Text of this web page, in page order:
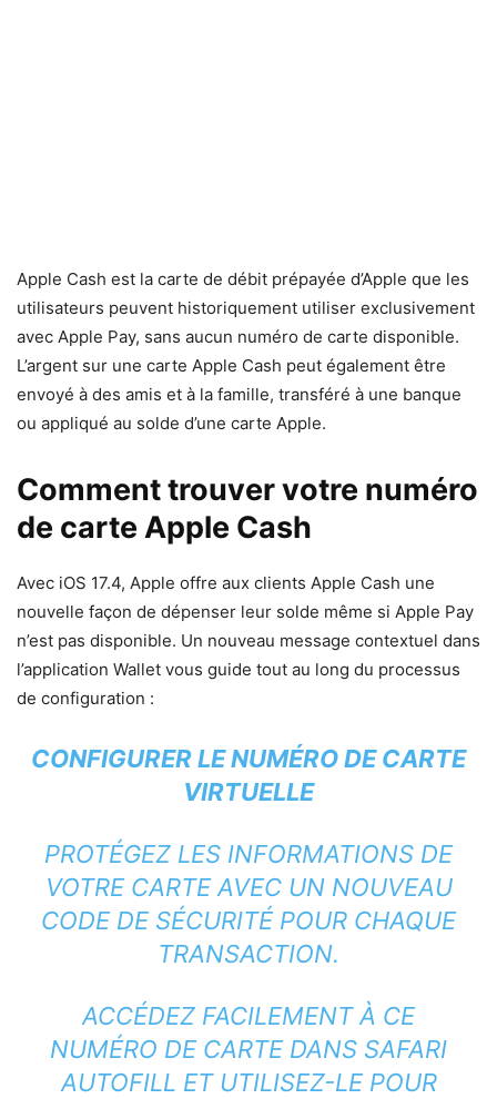
Apple Cash est la carte de débit prépayée d’Apple que les
utilisateurs peuvent historiquement utiliser exclusivement
avec Apple Pay, sans aucun numéro de carte disponible.
L’argent sur une carte Apple Cash peut également être
envoyé à des amis et à la famille, transféré à une banque
ou appliqué au solde d’une carte Apple.
Comment trouver votre numéro
de carte Apple Cash
Avec iOS 17.4, Apple offre aux clients Apple Cash une
nouvelle façon de dépenser leur solde même si Apple Pay
n’est pas disponible. Un nouveau message contextuel dans
l’application Wallet vous guide tout au long du processus
de configuration :
CONFIGURER LE NUMÉRO DE CARTE
VIRTUELLE
PROTÉGEZ LES INFORMATIONS DE
VOTRE CARTE AVEC UN NOUVEAU
CODE DE SÉCURITÉ POUR CHAQUE
TRANSACTION.
ACCÉDEZ FACILEMENT À CE
NUMÉRO DE CARTE DANS SAFARI
AUTOFILL ET UTILISEZ-LE POUR